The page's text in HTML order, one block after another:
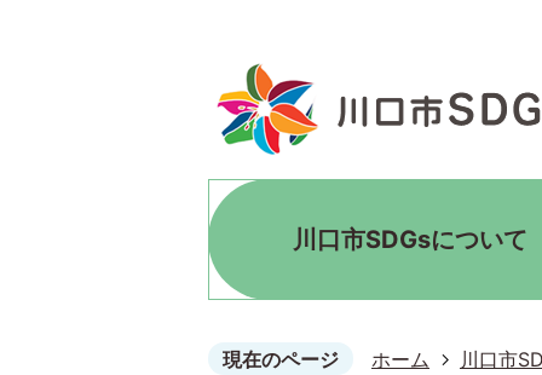
川口市SDGsについて
現在のページ ホーム
川口市